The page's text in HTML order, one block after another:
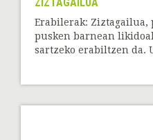
Erabilerak: Ziztagailua,
pusken barnean
sartzeko erabiltzen da.